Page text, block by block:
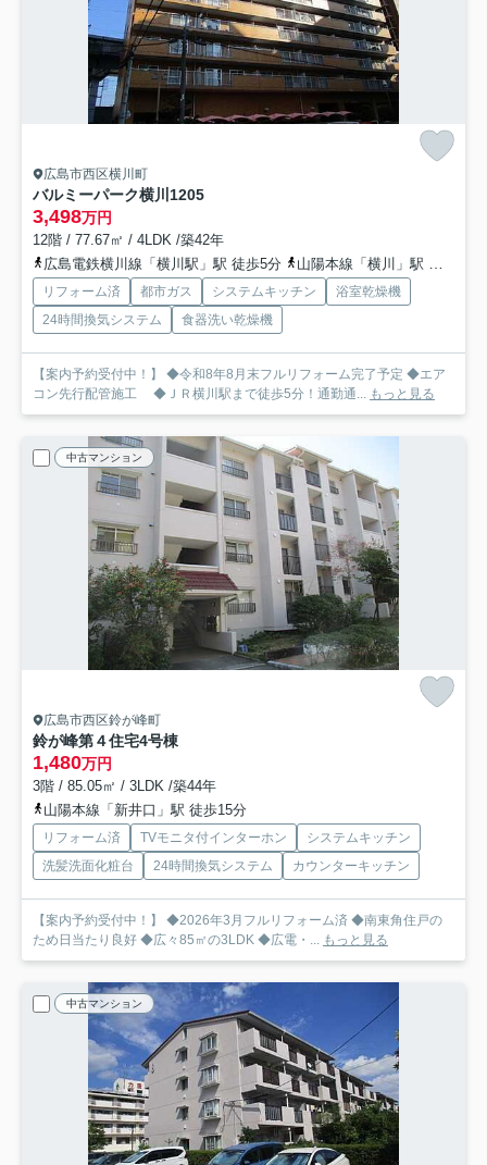
広島市西区横川町
バルミーパーク横川 1205
3,498万円
12階 / 77.67㎡ / 4LDK /築42年
広島電鉄横川線「横川駅」駅 徒歩5分
山陽本線「横川」駅 徒歩5分
リフォーム済 都市ガス システムキッチン
浴室乾燥機
24時間換気システム
食器洗い乾燥機
【案内予約受付中！】 ◆令和8年8月末フルリフォーム完了予定 ◆エア
コン先行配管施工 ◆ＪＲ横川駅まで徒歩5分！通勤通... もっと見る
中古マンション
広島市西区鈴が峰町
鈴が峰第４住宅4号棟
1,480万円
3階 / 85.05㎡ / 3LDK /築44年
山陽本線「新井口」駅 徒歩15分
リフォーム済 TVモニタ付インターホン
システムキッチン
洗髪洗面化粧台
24時間換気システム カウンターキッチン
【案内予約受付中！】 ◆2026年3月フルリフォーム済 ◆南東角住戸の
ため日当たり良好 ◆広々85㎡の3LDK ◆広電・... もっと見る
中古マンション